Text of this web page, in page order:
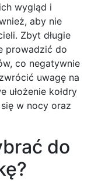
wygląd i
aby nie
Zbyt długie
prowadzić do
co negatywnie
uwagę na
ułożenie kołdry
w nocy oraz
do